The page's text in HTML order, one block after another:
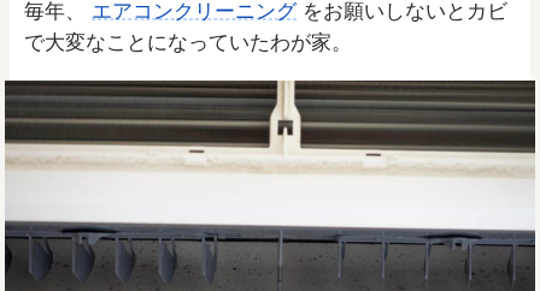
毎年、 エアコンクリーニングをお願いしないとカビ
で大変なことになっていたわが家。